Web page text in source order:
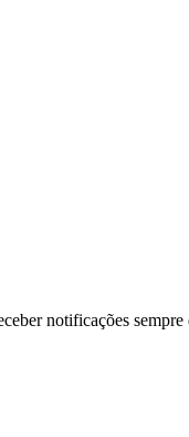
notificações